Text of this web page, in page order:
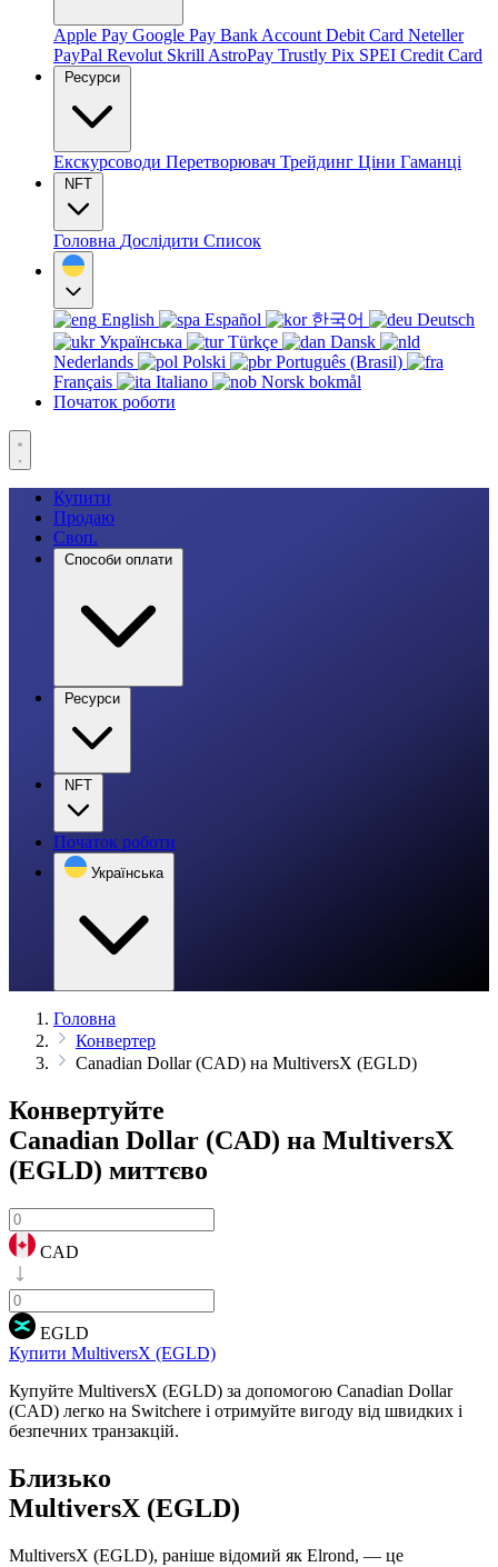
Apple Pay Google Pay Bank Account Debit Card Neteller
PayPal Revolut Skrill AstroPay Trustly Pix SPEI Credit Card
Ресурси
Екскурсоводи Перетворювач Трейдинг Ціни Гаманці
NFT
Головна Дослідити Список
English Español 한국어
Deutsch
Українська
Türkçe
Dansk
Nederlands
Polski
Português (Brasil)
Français
Italiano
Norsk bokmål
Початок роботи
Купити
Продаю
Своп.
Способи оплати
Ресурси
NFT
Початок роботи
Українська
Головна
Конвертер
Canadian Dollar (CAD) на MultiversX (EGLD)
Конвертуйте
Canadian Dollar (CAD) на MultiversX
(EGLD) миттєво
CAD
EGLD
Купити MultiversX (EGLD)
Купуйте MultiversX (EGLD) за допомогою Canadian Dollar
(CAD) легко на Switchere і отримуйте вигоду від швидких і
безпечних транзакцій.
Близько
MultiversX (EGLD)
MultiversX (EGLD), раніше відомий як Elrond, — це